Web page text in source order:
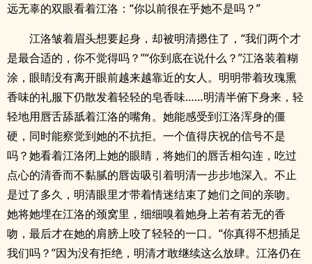
远无辜的双眼看着江洛：“你以前很在乎她不是吗？”
江洛皱着眉头想要起身，却被明清摁住了，“我们两个才
是最合适的，你不觉得吗？”“你到底在说什么？”江洛装着糊
涂，眼睛没有离开眼前越来越靠近的女人。明明带着玫瑰熏
香味的礼服下仍散发着轻轻的皂香味……明清半俯下身来，轻
轻地用唇舌舔舐着江洛的嘴角。她能感受到江洛浑身的僵
硬，同时能察觉到她的不抗拒。一个值得庆祝的信号不是
吗？她看着江洛闭上她的眼睛，将她们的唇舌相勾连，吃过
点心的清香而不黏腻的唇齿吸引着明清一步步地深入。不止
是过了多久，明清眼里才带着情迷结束了她们之间的亲吻。
她将她埋在江洛的颈窝里，细细嗅着她身上若有若无的香
吻，最后才在她的肩膀上咬了轻轻的一口。“你真得不想插足
我们吗？”因为没有拒绝，明清才敢继续这么放肆。江洛仍在